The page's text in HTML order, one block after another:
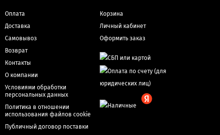
Оплата
Доставка
Самовывоз
Возврат
Контакты
О компании
Условиями обработки
персональных данных
Политика в отношении
использования файлов cookie
Публичный договор поставки
Корзина
Личный кабинет
Оформить заказ